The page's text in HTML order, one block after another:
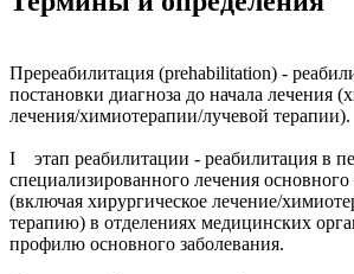
Пререабилитация (prehabilitation) -
постановки диагноза до начала лечения
лечения/химиотерапии/лучевой терапии).
I этап реабилитации - реабилитация в
специализированного лечения основного
(включая хирургическое лечение/
терапию) в отделениях медицинских
профилю основного заболевания.